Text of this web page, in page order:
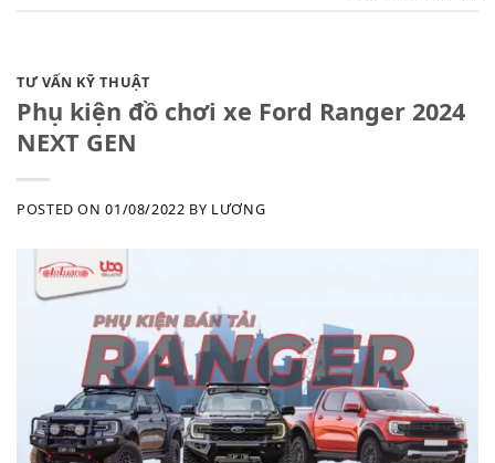
TƯ VẤN KỸ THUẬT
Phụ kiện đồ chơi xe Ford Ranger 2024
NEXT GEN
POSTED ON01/08/2022 BY LƯƠNG